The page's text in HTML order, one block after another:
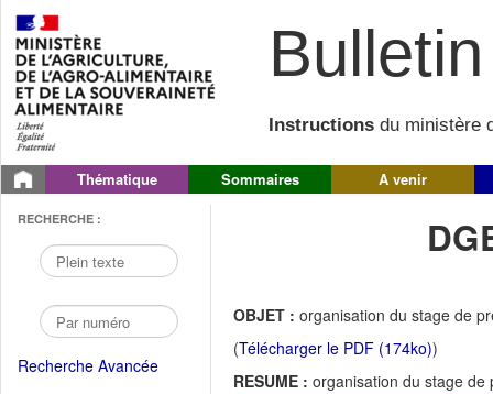
Instructions du ministère
Thématique Sommaires A venir
RECHERCHE :
Recherche Avancée
OBJET : organisation du stage de
(Télécharger le PDF (174ko))
RESUME : organisation du stage de